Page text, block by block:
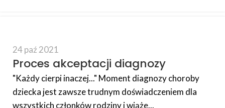
24 paź 2021
Proces akceptacji diagnozy
"Każdy cierpi inaczej..." Moment diagnozy choroby
dziecka jest zawsze trudnym doświadczeniem dla
wszystkich członków rodziny i wiąże...